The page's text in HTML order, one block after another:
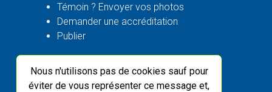
Nous n'utilisons pas de cookies sauf pour
éviter de vous représenter ce message et,
Témoin ? Envoyer vos photos
Demander une accréditation
Publier
Mentions légales